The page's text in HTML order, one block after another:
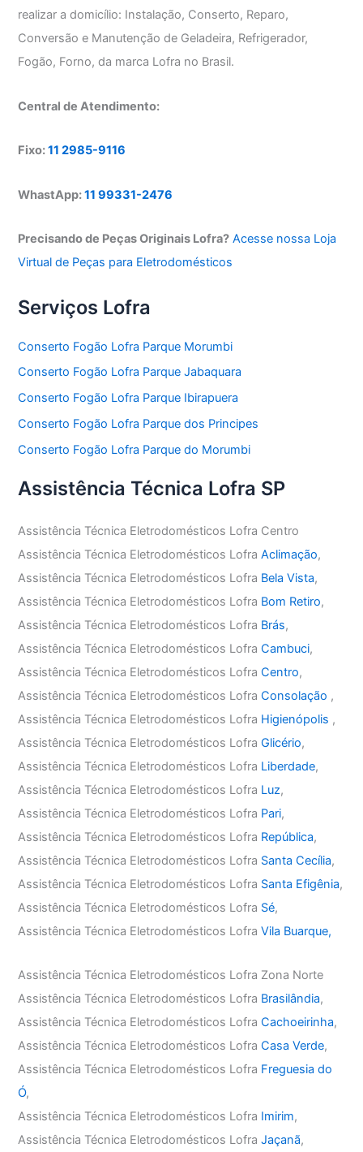
realizar a domicílio: Instalação, Conserto, Reparo,
Conversão e Manutenção de Geladeira, Refrigerador,
Fogão, Forno, da marca Lofra no Brasil.
Central de Atendimento:
Fixo:11 2985-9116
WhastApp:11 99331-2476
Precisando de Peças Originais Lofra? Acesse nossa Loja
Virtual de Peças para Eletrodomésticos
Serviços Lofra
Conserto Fogão Lofra Parque Morumbi
Conserto Fogão Lofra Parque Jabaquara
Conserto Fogão Lofra Parque Ibirapuera
Conserto Fogão Lofra Parque dos Principes
Conserto Fogão Lofra Parque do Morumbi
Assistência Técnica Lofra SP
Assistência Técnica Eletrodomésticos Lofra Centro
Assistência Técnica Eletrodomésticos LofraAclimação,
Assistência Técnica Eletrodomésticos Lofra Bela Vista,
Assistência Técnica Eletrodomésticos Lofra Bom Retiro,
Assistência Técnica Eletrodomésticos Lofra Brás,
Assistência Técnica Eletrodomésticos LofraCambuci,
Assistência Técnica Eletrodomésticos LofraCentro,
Assistência Técnica Eletrodomésticos LofraConsolação ,
Assistência Técnica Eletrodomésticos Lofra Higienópolis ,
Assistência Técnica Eletrodomésticos LofraGlicério,
Assistência Técnica Eletrodomésticos Lofra Liberdade,
Assistência Técnica Eletrodomésticos Lofra Luz,
Assistência Técnica Eletrodomésticos Lofra Pari,
Assistência Técnica Eletrodomésticos Lofra República,
Assistência Técnica Eletrodomésticos Lofra Santa Cecília,
Assistência Técnica Eletrodomésticos Lofra Santa Efigênia,
Assistência Técnica Eletrodomésticos Lofra Sé,
Assistência Técnica Eletrodomésticos LofraVila Buarque,
Assistência Técnica Eletrodomésticos Lofra Zona Norte
Assistência Técnica Eletrodomésticos Lofra Brasilândia,
Assistência Técnica Eletrodomésticos LofraCachoeirinha,
Assistência Técnica Eletrodomésticos LofraCasa Verde,
Assistência Técnica Eletrodomésticos Lofra Freguesia do
Ó,
Assistência Técnica Eletrodomésticos Lofra Imirim,
Assistência Técnica Eletrodomésticos LofraJaçanã,